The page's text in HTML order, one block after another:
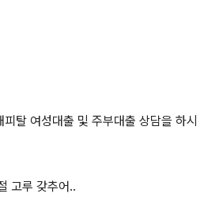
탈 여성대출 및 주부대출 상담을 하시
고루 갖추어..